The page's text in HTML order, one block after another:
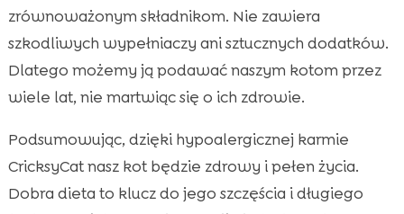
zrównoważonym składnikom. Nie zawiera
szkodliwych wypełniaczy ani sztucznych dodatków.
Dlatego możemy ją podawać naszym kotom przez
wiele lat, nie martwiąc się o ich zdrowie.
Podsumowując, dzięki hypoalergicznej karmie
CricksyCat nasz kot będzie zdrowy i pełen życia.
Dobra dieta to klucz do jego szczęścia i długiego